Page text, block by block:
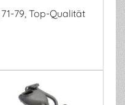
79, Top-Qualität